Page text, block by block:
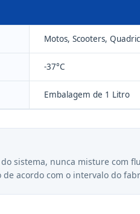
Motos, Scooters,
-37°C
Embalagem de 1 Litro
sistema, nunca misture com
acordo com o intervalo do